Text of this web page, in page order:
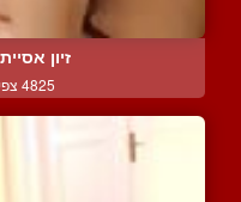
זיון
4825 צפיות